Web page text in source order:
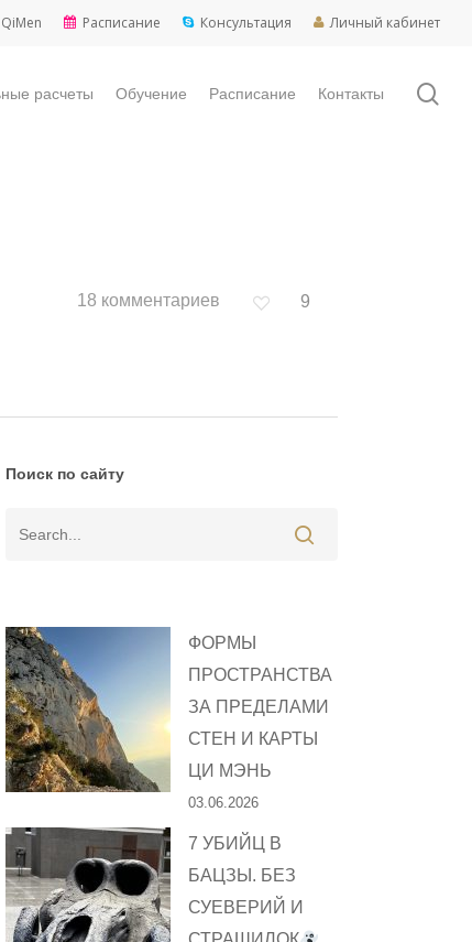
Расписание Консультация Личный кабинет
расчеты Обучение Расписание Контакты
18 комментариев 9
Поиск по сайту
ФОРМЫ
ПРОСТРАНСТВА
ЗА ПРЕДЕЛАМИ
СТЕН И КАРТЫ
ЦИ МЭНЬ
03.06.2026
7 УБИЙЦ В
БАЦЗЫ. БЕЗ
СУЕВЕРИЙ И